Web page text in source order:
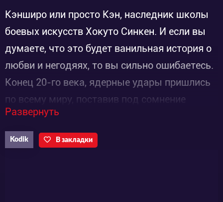
Кэнширо или просто Кэн, наследник школы
боевых искусств Хокуто Синкен. И если вы
думаете, что это будет ванильная история о
любви и негодяях, то вы сильно ошибаетесь.
Конец 20-го века, ядерные удары пришлись
по всему миру, поставив под сомнение
выживание человечества. Однако люди
выжили и вернулись во времена, когда все
решает сила.
Развернуть
Kodik В закладки